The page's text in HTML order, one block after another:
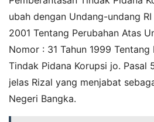
ubah dengan Undang-undang
2001 Tentang Perubahan Atas
Nomor : 31 Tahun 1999 Tentang
Tindak Pidana Korupsi jo. Pasal
jelas Rizal yang menjabat
Negeri Bangka.